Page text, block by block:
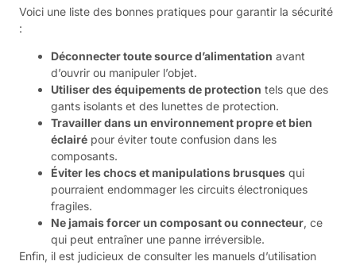
Voici une liste des bonnes pratiques pour garantir la sécurité
:
Déconnecter toute source d’alimentation avant
d’ouvrir ou manipuler l’objet.
Utiliser des équipements de protection tels que des
gants isolants et des lunettes de protection.
Travailler dans un environnement propre et bien
éclairé pour éviter toute confusion dans les
composants.
Éviter les chocs et manipulations brusques qui
pourraient endommager les circuits électroniques
fragiles.
Ne jamais forcer un composant ou connecteur, ce
qui peut entraîner une panne irréversible.
Enfin, il est judicieux de consulter les manuels d’utilisation